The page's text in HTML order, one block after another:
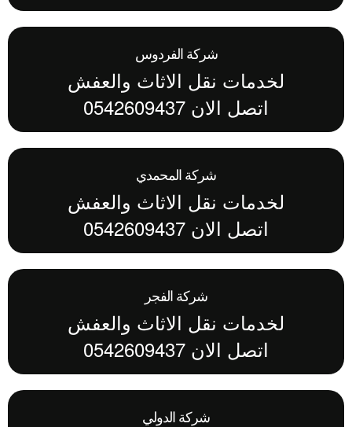
شركة الفردوس
لخدمات نقل الاثاث والعفش
اتصل الان 0542609437
شركة المحمدي
لخدمات نقل الاثاث والعفش
اتصل الان 0542609437
شركة الفجر
لخدمات نقل الاثاث والعفش
اتصل الان 0542609437
شركة الدولي